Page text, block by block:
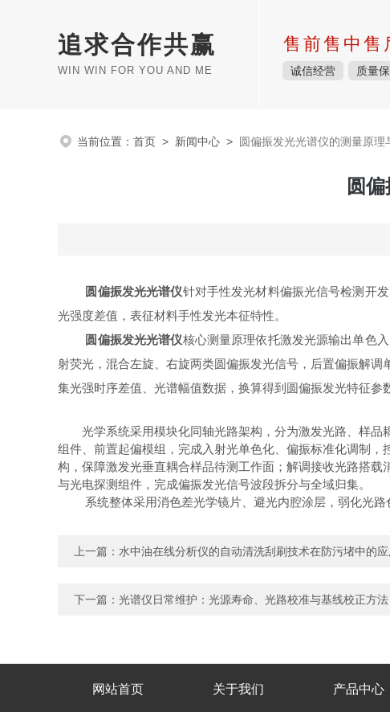
追求合作共赢
WIN WIN FOR YOU AND ME
售前售中售
诚信经营 质量
当前位置： 首页 > 新闻中心 > 圆偏振发光光谱仪的测量原理
圆
圆偏振发光光谱仪针对手性发光材料偏振光信号检测开
光强度差值，表征材料手性发光本征特性。
圆偏振发光光谱仪核心测量原理依托激发光源输出单色
射荧光，混合左旋、右旋两类圆偏振发光信号，后置偏振解
集光强时序差值、光谱幅值数据，换算得到圆偏振发光特征参
光学系统采用模块化同轴光路架构，分为激发光路、样品
组件、前置起偏模组，完成入射光单色化、偏振标准化调制
构，保障激发光垂直耦合样品待测工作面；解调接收光路搭
与光电探测组件，完成偏振发光信号波段拆分与全域归集。
系统整体采用消色差光学镜片、避光内腔涂层，弱化光路
上一篇： 水中油在线分析仪的自动清洗刮刷技术在防污堵中的应
下一篇： 光谱仪日常维护：光源寿命、光路校准与基线校正方法
网站首页 关于我们 产品中心